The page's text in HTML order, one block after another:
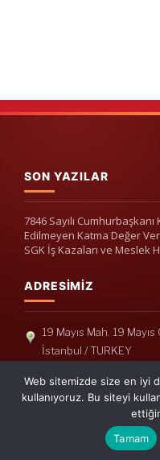
SON YAZILAR
7846 Sayılı
Edilmeyen Katma Değer
SGK İş Kazaları ve Meslek
ADRESIMIZ
19 Mayıs Mah. 19
İstanbul / TURKEY
Telefon: +90(212) 240
Telefon: +90(212) 248
info@erisymm.com
Web sitemizde size en iyi
kullanıyoruz. Bu siteyi
Tamam